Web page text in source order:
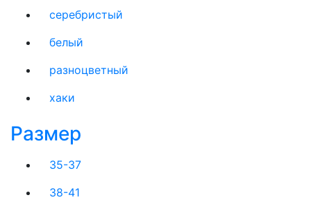
серебристый
белый
разноцветный
хаки
Размер
35-37
38-41